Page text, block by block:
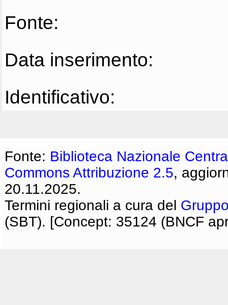
Fonte:
Data inserimento:
Identificativo:
Fonte: Biblioteca Nazionale
Commons Attribuzione 2.5,
20.11.2025.
Termini regionali a cura del
(SBT). [Concept: 35124 (BNCF